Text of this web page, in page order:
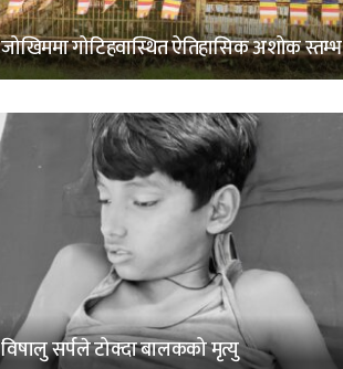
जोखिममा गोटिहवास्थित ऐतिहासिक अशोक स्तम्भ
विषालु सर्पले टोक्दा बालकको मृत्यु